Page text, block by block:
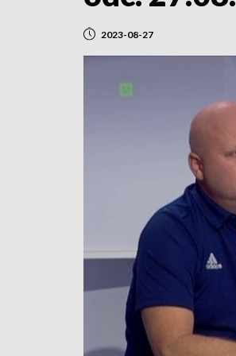
2023-08-27